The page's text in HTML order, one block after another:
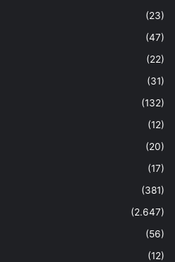
(23)
(47)
(22)
(31)
(132)
(12)
(20)
(17)
(381)
(2.647)
(56)
(12)